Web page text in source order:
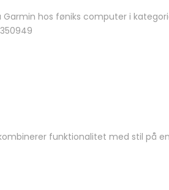
hos føniks computer i
funktionalitet med stil på